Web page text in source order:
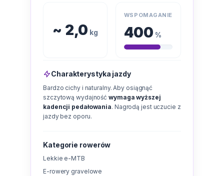
~ 2,0 kg
WSPOMAGANIE
400 %
Charakterystyka jazdy
Bardzo cichy i naturalny. Aby osiągnąć
szczytową wydajność wymaga wyższej
kadencji pedałowania. Nagrodą jest uczucie z
jazdy bez oporu.
Kategorie rowerów
Lekkie e-MTB
E-rowery gravelowe